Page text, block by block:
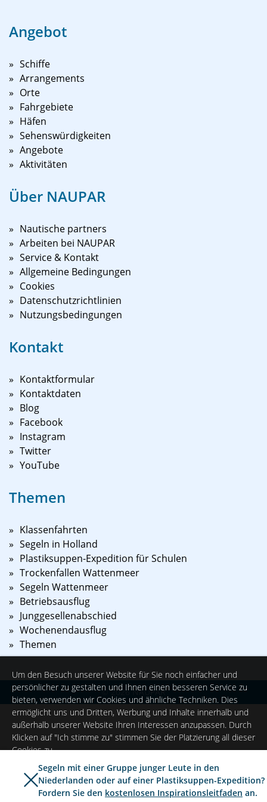
Angebot
Schiffe
Arrangements
Orte
Fahrgebiete
Häfen
Sehenswürdigkeiten
Angebote
Aktivitäten
Über NAUPAR
Nautische partners
Arbeiten bei NAUPAR
Service & Kontakt
Allgemeine Bedingungen
Cookies
Datenschutzrichtlinien
Nutzungsbedingungen
Kontakt
Kontaktformular
Kontaktdaten
Blog
Facebook
Instagram
Twitter
YouTube
Themen
Klassenfahrten
Segeln in Holland
Plastiksuppen-Expedition für Schulen
Trockenfallen Wattenmeer
Segeln Wattenmeer
Betriebsausflug
Junggesellenabschied
Wochenendausflug
Themen
©2026 NAUPAR
Segeln mit einer Gruppe junger Leute in den
Niederlanden oder auf einer Plastiksuppen-Expedition?
Fordern Sie den kostenlosen Inspirationsleitfaden an.
Um den Besuch unserer Website für Sie noch einfacher und
persönlicher zu gestalten und Ihnen einen besseren Service zu
bieten, verwenden wir Cookies und ähnliche Techniken. Dies
ermöglicht uns und Dritten, Werbung und Inhalte innerhalb und
außerhalb unserer Website Ihren Interessen anzupassen. Durch
Klicken auf "Ich stimme zu" stimmen Sie der Platzierung all dieser
Cookies zu.
Ich stimme zu Einstellungen